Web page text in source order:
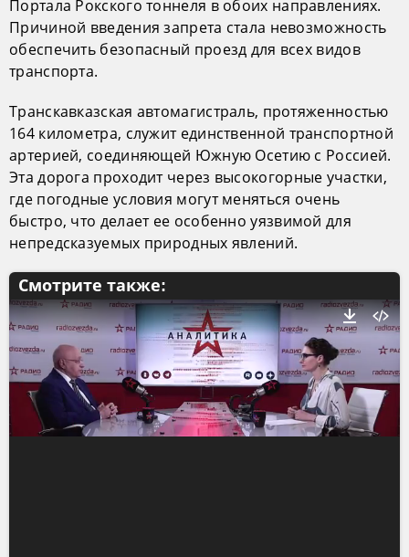
Портала Рокского тоннеля в обоих направлениях.
Причиной введения запрета стала невозможность
обеспечить безопасный проезд для всех видов
транспорта.
Транскавказская автомагистраль, протяженностью
164 километра, служит единственной транспортной
артерией, соединяющей Южную Осетию с Россией.
Эта дорога проходит через высокогорные участки,
где погодные условия могут меняться очень
быстро, что делает ее особенно уязвимой для
непредсказуемых природных явлений.
Смотрите также: